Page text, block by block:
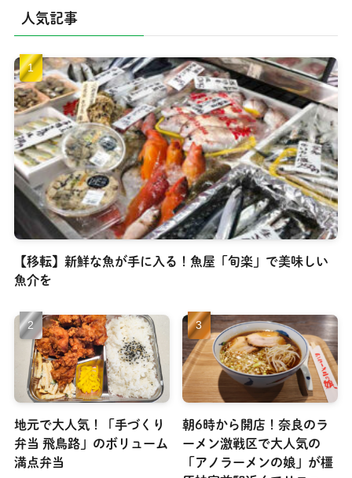
人気記事
【移転】新鮮な魚が手に入る！魚屋「旬楽」で美味しい
魚介を
地元で大人気！「手づくり
弁当 飛鳥路」のボリューム
満点弁当
朝6時から開店！奈良のラ
ーメン激戦区で大人気の
「アノラーメンの娘」が橿